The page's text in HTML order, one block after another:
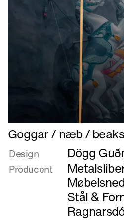
Læs
mere
om
Goggar
/
Goggar / næb / beaks
Design Dögg
Producent
Stål &